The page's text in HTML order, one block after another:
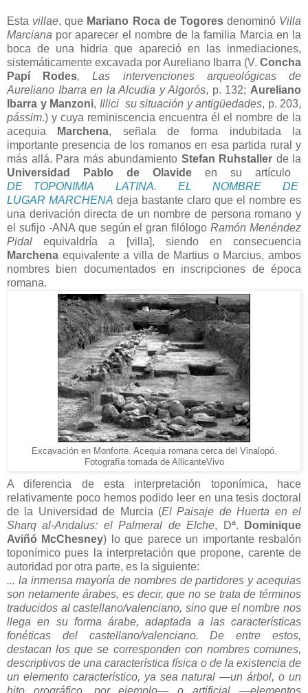
Esta villae, que Mariano Roca de Togoresdenominó Villa
Marciana por aparecer el nombre de la familia Marcia en la
boca de una hidria que apareció en las inmediaciones,
sistemáticamente excavada por Aureliano Ibarra (V. Concha
Papí Rodes, Las intervenciones arqueológicas de
Aureliano Ibarra en la Alcudia y Algorós, p. 132; Aureliano
Ibarra y Manzoni, Illici su situación y antigüedades, p. 203,
pássim.) y cuya reminiscencia encuentra él el nombre de la
acequia
Marchena, señala de forma indubitada la
importante presencia de los romanos en esa partida rural y
más allá. Para más abundamiento Stefan Ruhstaller de la
Universidad Pablo de Olavide en su artículo
DE TOPONIMIA LATINA. EL NOMBRE DE
LUGAR MARCHENA deja bastante claro que el nombre es
una derivación directa de un nombre de persona romano y
el sufijo -ANA que según el gran filólogo Ramón Menéndez
Pidal equivaldría a [villa], siendo en consecuencia
Marchena equivalente a villa de Martius o Marcius, ambos
nombres bien documentados en inscripciones de época
romana.
Excavación en Monforte. Acequia romana cerca del Vinalopó.
Fotografía tomada de AllicanteVivo
A diferencia de esta interpretación toponímica, hace
relativamente poco hemos podido leer en una tesis doctoral
de la Universidad de Murcia (El Paisaje de Huerta en el
Sharq al-Andalus: el Palmeral de Elche, Dª.
Dominique
Aviñó McChesney) lo que parece un importante resbalón
toponímico pues la interpretación que propone, carente de
autoridad por otra parte, es la siguiente:
... la inmensa mayoría de nombres de partidores y acequias
son netamente árabes, es decir, que no se trata de términos
traducidos al castellano/valenciano, sino que el nombre nos
llega en su forma árabe, adaptada a las características
fonéticas del castellano/valenciano. De entre estos,
destacan los que se corresponden con nombres comunes,
descriptivos de una característica física o de la existencia de
un elemento característico, ya sea natural ―un árbol, o un
hito orográfico, por ejemplo― o artificial ―elementos